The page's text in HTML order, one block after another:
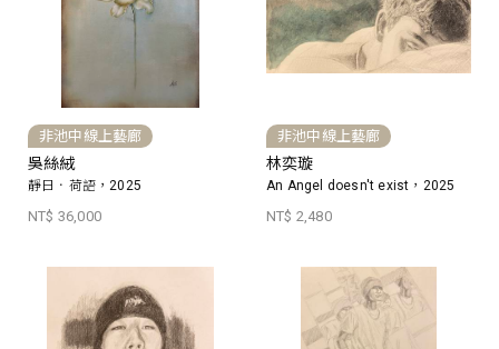
非池中線上藝廊
吳絲絨
靜日．荷語，2025
NT$ 36,000
非池中線上藝廊
林奕璇
An Angel doesn't exist，2025
NT$ 2,480